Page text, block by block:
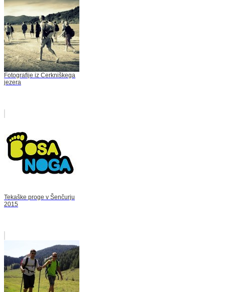
Fotografije iz Cerkniškega
jezera
Tekaške proge v Šenčurju
2015